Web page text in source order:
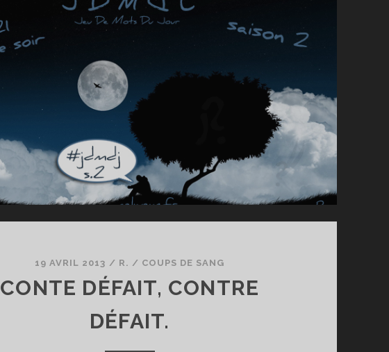
19 AVRIL 2013 / R. / COUPS DE SANG
CONTE DÉFAIT, CONTRE
DÉFAIT.